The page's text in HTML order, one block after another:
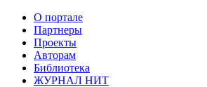
О портале
Партнеры
Проекты
Авторам
Библиотека
ЖУРНАЛ НИТ